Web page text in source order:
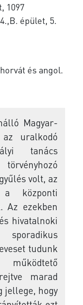
1097
épület, 5.
és angol.
Magyar-
az uralkodó
tanács
volt, az
a központi
Az ezekben
hivatalnoki
tudunk
marad
jellege, hogy